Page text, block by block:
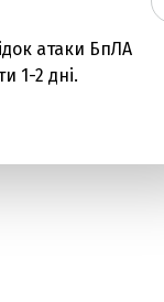
атаки БпЛА
1-2 дні.